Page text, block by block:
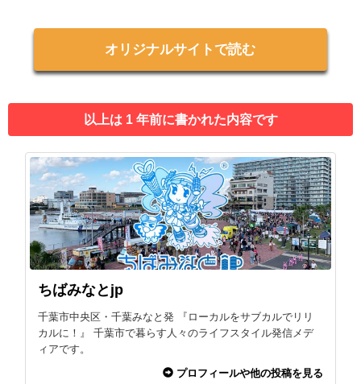
オリジナルサイトで読む
以上は 1 年前に書かれた内容です
ちばみなとjp
千葉市中央区・千葉みなと発 『ローカルをサブカルでリリ
カルに！』 千葉市で暮らす人々のライフスタイル発信メデ
ィアです。
プロフィールや他の投稿を見る